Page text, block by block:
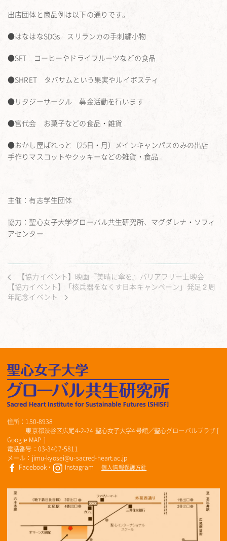
出店団体と商品例は以下の通りです。
●はなはなSDGs スリランカの手刺繍小物
●SFT コーヒーやドライフルーツなどの食品
●SHRET タバサムという果実やルイボスティ
●リタジーサークル 募金活動を行います
●宮代会 お菓子などの食品・雑貨
●おかし屋ぱれっと（25日・月）メインキャンパスのみの出店
手作りマスコットやクッキーなどの雑貨・食品
主催：有志学生団体
協力：聖心女子大学グローバル共生研究所、マグダレナ・ソフィ
アセンター
【協力イベント】映画『美晴に傘を』バリアフリー上映会
【協力イベント】「核兵器をなくす日本キャンペーン」発足２周
年記念イベント
住所：150-8938
東京都渋谷区広尾4-2-24 聖心女子大学4号館／聖心グローバルプラザ [
Google MAP ]
電話番号：03-3407-5811
メール：jimu-kyosei@u-sacred-heart.ac.jp
Facebook ・ Instagram 個人情報保護方針